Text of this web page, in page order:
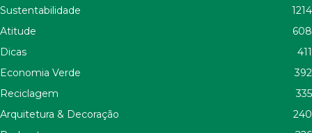
Sustentabilidade
1214
Atitude
608
Dicas
411
Economia Verde
392
Reciclagem
335
Arquitetura & Decoração
240